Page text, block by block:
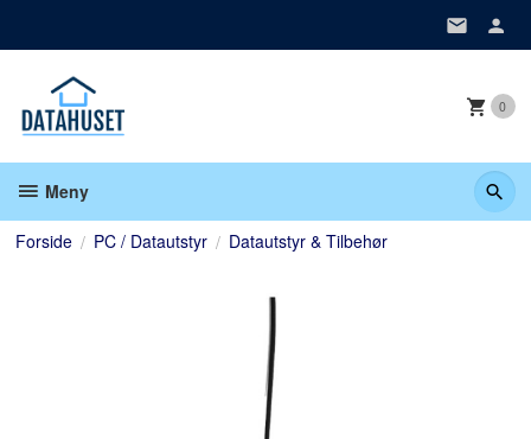
0
Meny
Forside PC / Datautstyr Datautstyr & Tilbehør